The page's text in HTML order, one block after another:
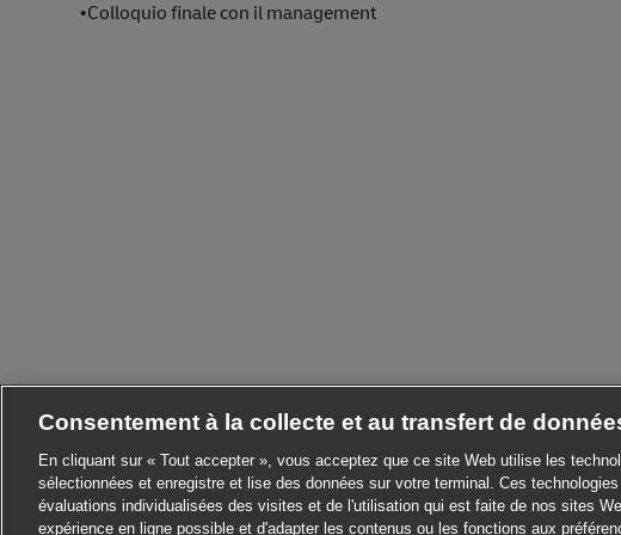
•Colloquio finale con il management
Consentement à la collecte et au transfert de
En cliquant sur « Tout accepter », vous acceptez que ce site Web utilise les
sélectionnées et enregistre et lise des données sur votre terminal. Ces
évaluations individualisées des visites et de l'utilisation qui est faite de nos sites
expérience en ligne possible et d'adapter les contenus ou les fonctions aux